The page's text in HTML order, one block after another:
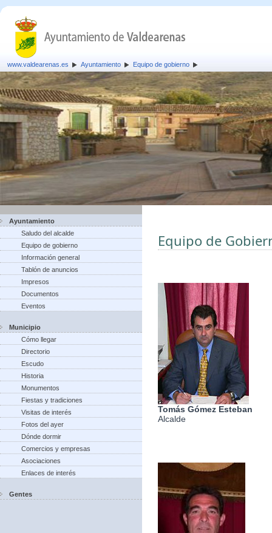
www.valdearenas.es Ayuntamiento Equipo de gobierno
Ayuntamiento
Saludo del alcalde
Equipo de gobierno
Información general
Tablón de anuncios
Impresos
Documentos
Eventos
Municipio
Cómo llegar
Directorio
Escudo
Historia
Monumentos
Fiestas y tradiciones
Visitas de interés
Fotos del ayer
Dónde dormir
Comercios y empresas
Asociaciones
Enlaces de interés
Gentes
Equipo de
Tomás Gómez Esteban
Alcalde